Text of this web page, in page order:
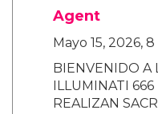
Agent
Mayo 15, 2026, 8
BIENVENIDO A
ILLUMINATI
REALIZAN